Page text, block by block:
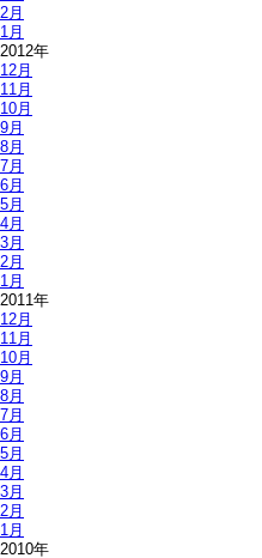
2月
1月
2012年
12月
11月
10月
9月
8月
7月
6月
5月
4月
3月
2月
1月
2011年
12月
11月
10月
9月
8月
7月
6月
5月
4月
3月
2月
1月
2010年